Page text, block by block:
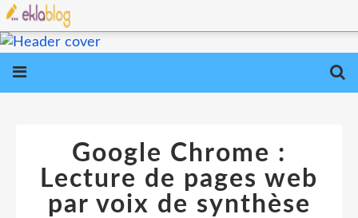
Google Chrome :
Lecture de pages web
par voix de synthèse